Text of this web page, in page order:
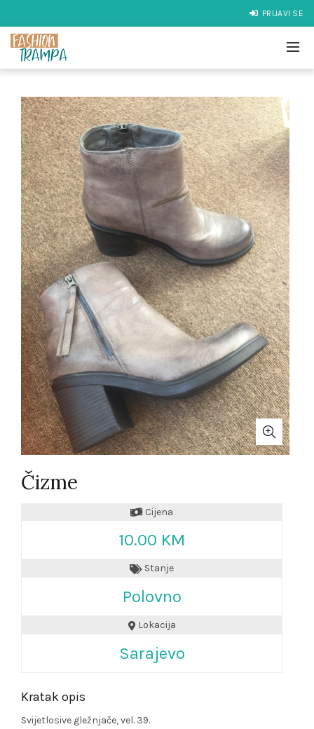
PRIJAVI SE
Čizme
Cijena
10.00 KM
Stanje
Polovno
Lokacija
Sarajevo
Kratak opis
Svijetlosive gležnjače, vel. 39.